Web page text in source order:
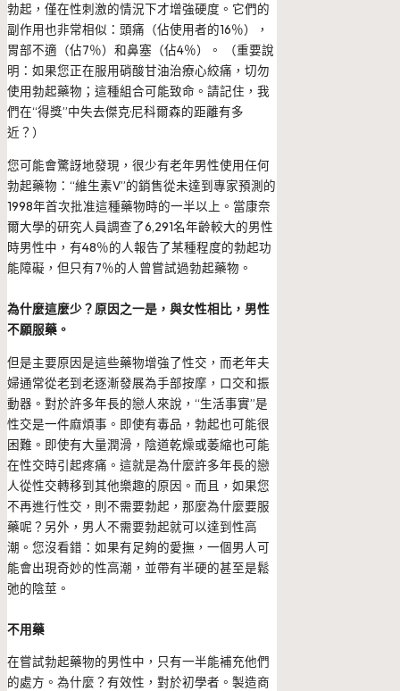
勃起，僅在性刺激的情況下才增強硬度。它們的
副作用也非常相似：頭痛（佔使用者的16％），
胃部不適（佔7％）和鼻塞（佔4％）。 （重要說
明：如果您正在服用硝酸甘油治療心絞痛，切勿
使用勃起藥物；這種組合可能致命。請記住，我
們在“得獎”中失去傑克·尼科爾森的距離有多
近？）
您可能會驚訝地發現，很少有老年男性使用任何
勃起藥物：“維生素V”的銷售從未達到專家預測的
1998年首次批准這種藥物時的一半以上。當康奈
爾大學的研究人員調查了6,291名年齡較大的男性
時男性中，有48％的人報告了某種程度的勃起功
能障礙，但只有7％的人曾嘗試過勃起藥物。
為什麼這麼少？原因之一是，與女性相比，男性
不願服藥。
但是主要原因是這些藥物增強了性交，而老年夫
婦通常從老到老逐漸發展為手部按摩，口交和振
動器。對於許多年長的戀人來說，“生活事實”是
性交是一件麻煩事。即使有毒品，勃起也可能很
困難。即使有大量潤滑，陰道乾燥或萎縮也可能
在性交時引起疼痛。這就是為什麼許多年長的戀
人從性交轉移到其他樂趣的原因。而且，如果您
不再進行性交，則不需要勃起，那麼為什麼要服
藥呢？另外，男人不需要勃起就可以達到性高
潮。您沒看錯：如果有足夠的愛撫，一個男人可
能會出現奇妙的性高潮，並帶有半硬的甚至是鬆
弛的陰莖。
不用藥
在嘗試勃起藥物的男性中，只有一半能補充他們
的處方。為什麼？有效性，對於初學者。製造商